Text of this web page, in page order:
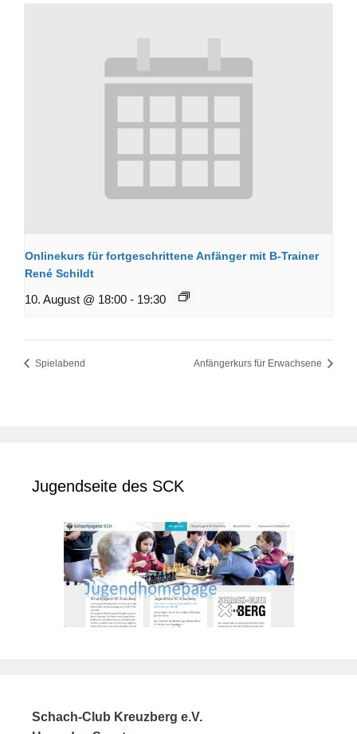
Onlinekurs für fortgeschrittene Anfänger mit B-Trainer
René Schildt
10. August @ 18:00 - 19:30
Spielabend Anfängerkurs für Erwachsene
Jugendseite des SCK
Schach-Club Kreuzberg e.V.